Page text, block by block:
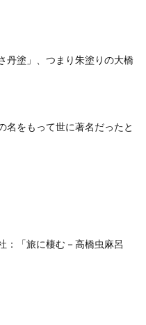
丹塗」、つまり朱塗りの大橋
をもって世に著名だったと
む－高橋虫麻呂